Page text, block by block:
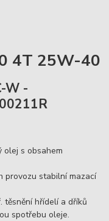
4T 25W-40
W -
olej s obsahem
provozu stabilní mazací
těsnění hřídelí a dříků
spotřebu oleje.